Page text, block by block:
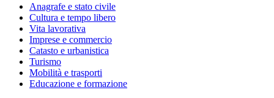
Anagrafe e stato civile
Cultura e tempo libero
Vita lavorativa
Imprese e commercio
Catasto e urbanistica
Turismo
Mobilità e trasporti
Educazione e formazione